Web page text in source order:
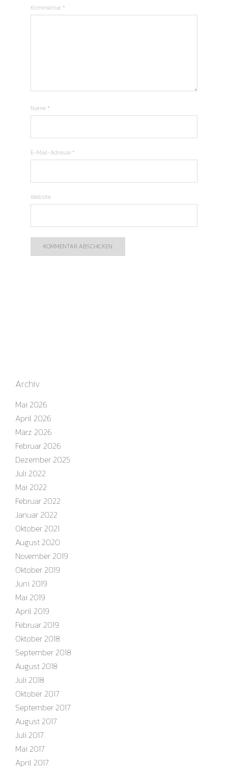
Kommentar *
Name *
E-Mail-Adresse *
Website
Archiv
Mai 2026
April 2026
März 2026
Februar 2026
Dezember 2025
Juli 2022
Mai 2022
Februar 2022
Januar 2022
Oktober 2021
August 2020
November 2019
Oktober 2019
Juni 2019
Mai 2019
April 2019
Februar 2019
Oktober 2018
September 2018
August 2018
Juli 2018
Oktober 2017
September 2017
August 2017
Juli 2017
Mai 2017
April 2017